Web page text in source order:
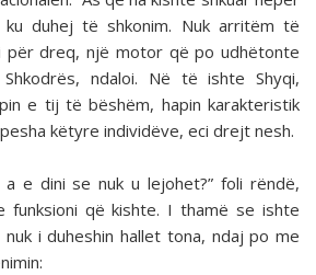
duhej të shkonim. Nuk arritëm të
për dreq, një motor që po udhëtonte
ndaloi. Në të ishte Shyqi,
e tij të bëshëm, hapin karakteristik
këtyre individëve, eci drejt nesh.
a e dini se nuk u lejohet?” foli rëndë,
funksioni që kishte. I thamë se ishte
i duheshin hallet tona, ndaj po me